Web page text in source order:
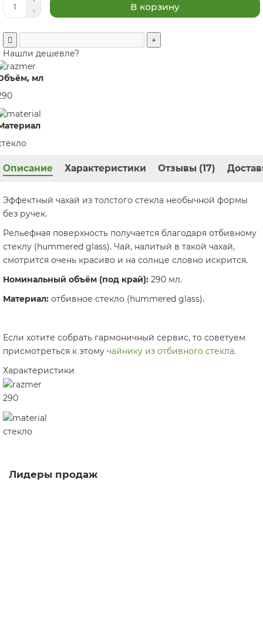
В корзину
Нашли дешевле?
мл
Описание Характеристики Отзывы (17)
Эффектный чахай из толстого стекла необычной формы
без ручек.
Рельефная поверхность получается благодаря отбивному
стеклу (hummered glass). Чай, налитый в такой чахай,
смотрится очень красиво и на солнце словно искрится.
Номинальный объём (под край): 290 мл.
Материал: отбивное стекло (hummered glass).
Если хотите собрать гармоничный сервис, то советуем
присмотреться к этому чайнику из отбивного стекла.
Характеристики
290
стекло
Лидеры продаж